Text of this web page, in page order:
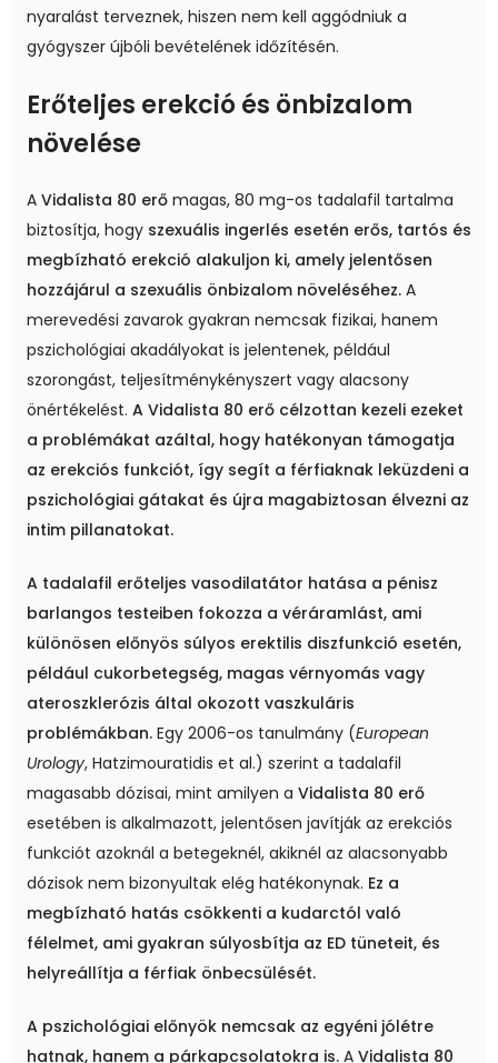
nyaralást terveznek, hiszen nem kell aggódniuk a
gyógyszer újbóli bevételének időzítésén.
Erőteljes erekció és önbizalom
növelése
A Vidalista 80 erő magas, 80 mg-os tadalafil tartalma
biztosítja, hogy szexuális ingerlés esetén erős, tartós és
megbízható erekció alakuljon ki, amely jelentősen
hozzájárul a szexuális önbizalom növeléséhez. A
merevedési zavarok gyakran nemcsak fizikai, hanem
pszichológiai akadályokat is jelentenek, például
szorongást, teljesítménykényszert vagy alacsony
önértékelést. A Vidalista 80 erő célzottan kezeli ezeket
a problémákat azáltal, hogy hatékonyan támogatja
az erekciós funkciót, így segít a férfiaknak leküzdeni a
pszichológiai gátakat és újra magabiztosan élvezni az
intim pillanatokat.
A tadalafil erőteljes vasodilatátor hatása a pénisz
barlangos testeiben fokozza a véráramlást, ami
különösen előnyös súlyos erektilis diszfunkció esetén,
például cukorbetegség, magas vérnyomás vagy
ateroszklerózis által okozott vaszkuláris
problémákban. Egy 2006-os tanulmány (European
Urology, Hatzimouratidis et al.) szerint a tadalafil
magasabb dózisai, mint amilyen a Vidalista 80 erő
esetében is alkalmazott, jelentősen javítják az erekciós
funkciót azoknál a betegeknél, akiknél az alacsonyabb
dózisok nem bizonyultak elég hatékonynak. Ez a
megbízható hatás csökkenti a kudarctól való
félelmet, ami gyakran súlyosbítja az ED tüneteit, és
helyreállítja a férfiak önbecsülését.
A pszichológiai előnyök nemcsak az egyéni jólétre
hatnak, hanem a párkapcsolatokra is. A Vidalista 80